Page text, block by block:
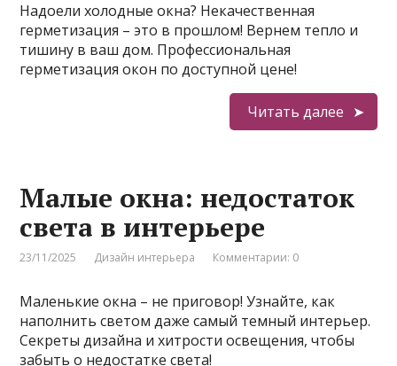
Надоели холодные окна? Некачественная
герметизация – это в прошлом! Вернем тепло и
тишину в ваш дом. Профессиональная
герметизация окон по доступной цене!
Читать далее
Малые окна: недостаток
света в интерьере
23/11/2025 Дизайн интерьера Комментарии: 0
Маленькие окна – не приговор! Узнайте, как
наполнить светом даже самый темный интерьер.
Секреты дизайна и хитрости освещения, чтобы
забыть о недостатке света!